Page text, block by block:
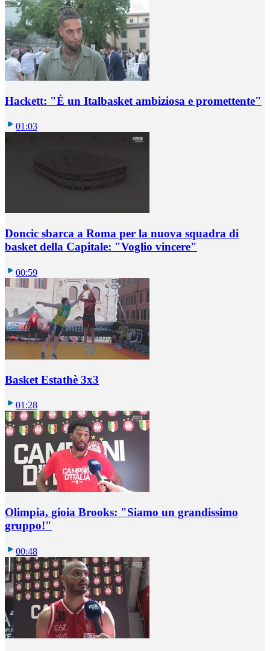
Hackett: "È un Italbasket ambiziosa e promettente"
01:03
Doncic sbarca a Roma per la nuova squadra di
basket della Capitale: "Voglio vincere"
00:59
Basket Estathè 3x3
01:28
Olimpia, gioia Brooks: "Siamo un grandissimo
gruppo!"
00:48